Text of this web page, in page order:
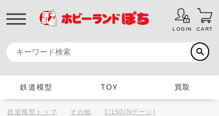
LOGIN CART
鉄道模型 TOY 買取
鉄道模型トップ その他
1/150(Nゲージ)